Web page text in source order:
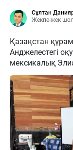
Сұлтан
Жекпе-жек
Қазақстан
Анджелестегі
мексикалық